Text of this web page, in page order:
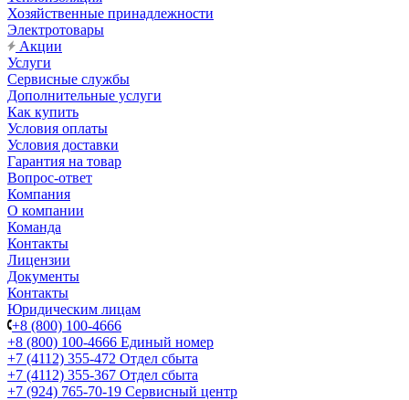
Хозяйственные принадлежности
Электротовары
Акции
Услуги
Сервисные службы
Дополнительные услуги
Как купить
Условия оплаты
Условия доставки
Гарантия на товар
Вопрос-ответ
Компания
О компании
Команда
Контакты
Лицензии
Документы
Контакты
Юридическим лицам
+8 (800) 100-4666
+8 (800) 100-4666 Единый номер
+7 (4112) 355-472 Отдел сбыта
+7 (4112) 355-367 Отдел сбыта
+7 (924) 765-70-19 Сервисный центр